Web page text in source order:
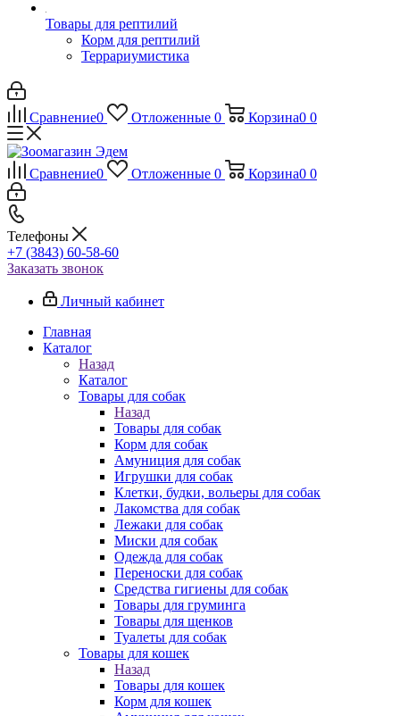
Товары для рептилий
Корм для рептилий
Террариумистика
Сравнение0 Отложенные 0 Корзина0 0
Сравнение0 Отложенные 0 Корзина0 0
Телефоны
+7 (3843) 60-58-60
Заказать звонок
Личный кабинет
Главная
Каталог
Назад
Каталог
Товары для собак
Назад
Товары для собак
Корм для собак
Амуниция для собак
Игрушки для собак
Клетки, будки, вольеры для собак
Лакомства для собак
Лежаки для собак
Миски для собак
Одежда для собак
Переноски для собак
Средства гигиены для собак
Товары для груминга
Товары для щенков
Туалеты для собак
Товары для кошек
Назад
Товары для кошек
Корм для кошек